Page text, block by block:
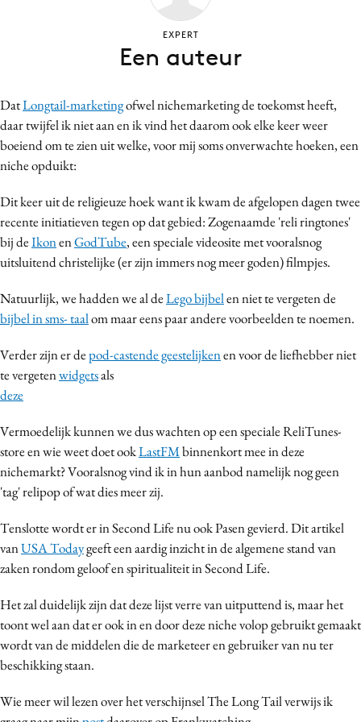
Craft
Customer Experience
Data & Insights
Digital transformation
Diversiteit
Effectiviteit
Influencer marketing
Interne communicatie
Martech
Media
Merkstrategie
PR
Programmatic
Purpose Marketing
Reputatie & crisis
DatLongtail-marketingofwel nichemarketing de toekomst heeft,
daar twijfel ik niet aan en ik vind het daarom ook elke keer weer
boeiend om te zien uit welke, voor mij soms onverwachte hoeken, een
niche opduikt:
Dit keer uit de religieuze hoek want ik kwam de afgelopen dagen twee
recente initiatieven tegen op dat gebied: Zogenaamde 'reli ringtones'
bij deIkonenGodTube, een speciale videosite met vooralsnog
uitsluitend christelijke (er zijn immers nog meer goden) filmpjes.
Natuurlijk, we hadden we al deLego bijbelen niet te vergeten de
bijbel in sms- taalom maar eens paar andere voorbeelden te noemen.
Verder zijn er depod-castende geestelijkenen voor de liefhebber niet
te vergetenwidgetsals
deze
Vermoedelijk kunnen we dus wachten op een speciale ReliTunes-
store en wie weet doet ookLastFMbinnenkort mee in deze
nichemarkt? Vooralsnog vind ik in hun aanbod namelijk nog geen
'tag' relipop of wat dies meer zij.
Tenslotte wordt er in Second Life nu ook Pasen gevierd. Dit artikel
vanUSA Todaygeeft een aardig inzicht in de algemene stand van
zaken rondom geloof en spiritualiteit in Second Life.
Het zal duidelijk zijn dat deze lijst verre van uitputtend is, maar het
toont wel aan dat er ook in en door deze niche volop gebruikt gemaakt
wordt van de middelen die de marketeer en gebruiker van nu ter
beschikking staan.
Wie meer wil lezen over het verschijnsel The Long Tail verwijs ik
EXPERT
Een auteur